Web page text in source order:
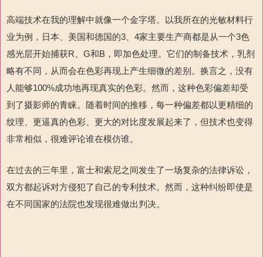
高端技术在我的理解中就像一个金字塔。以我所在的光敏材料行
业为例，日本、美国和德国的3、4家主要生产商都是从一个3色
感光层开始捕获R、G和B，即加色处理。它们的制备技术，乳剂
略有不同，从而会在色彩再现上产生细微的差别。换言之，没有
人能够100%成功地再现真实的色彩。然而，这种色彩偏差却受
到了摄影师的青睐。随着时间的推移，每一种偏差都以更精细的
纹理、更逼真的色彩、更大的对比度发展起来了，但技术也变得
非常相似，很难评论谁在模仿谁。
在过去的三年里，富士和索尼之间发生了一场复杂的法律诉讼，
双方都起诉对方侵犯了自己的专利技术。然而，这种纠纷即使是
在不同国家的法院也发现很难做出判决。